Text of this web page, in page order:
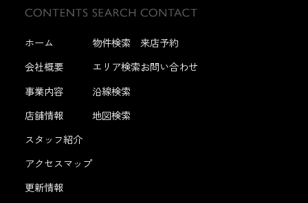
ホーム
会社概要
事業内容
店舗情報
スタッフ紹介
アクセスマップ
更新情報
物件検索
エリア検索
沿線検索
地図検索
来店予約
お問い合わせ